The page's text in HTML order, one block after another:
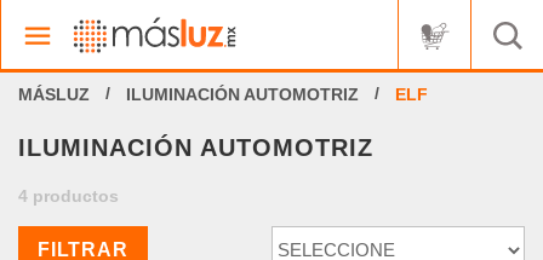
ILUMINACIÓN AUTOMOTRIZ ELF
ILUMINACIÓN AUTOMOTRIZ
4 productos
FILTRAR